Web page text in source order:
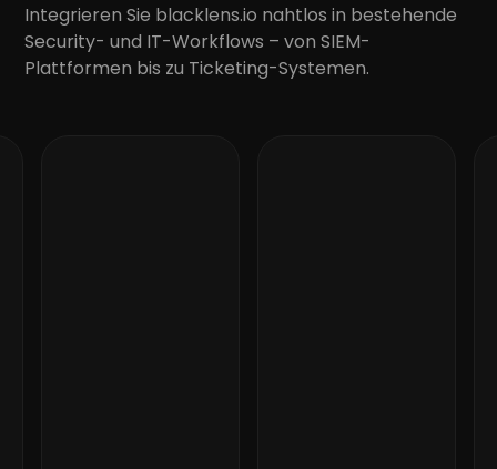
Integrieren Sie blacklens.io nahtlos in bestehende
Security- und IT-Workflows – von SIEM-
Plattformen bis zu Ticketing-Systemen.